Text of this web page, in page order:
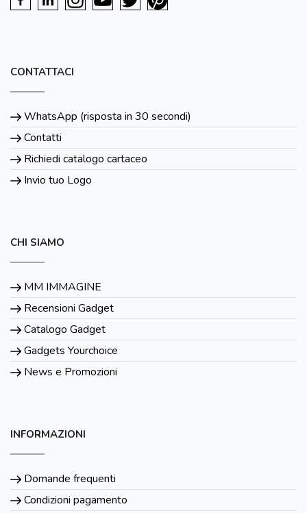
CONTATTACI
WhatsApp (risposta in 30 secondi)
Contatti
Richiedi catalogo cartaceo
Invio tuo Logo
CHI SIAMO
MM IMMAGINE
Recensioni Gadget
Catalogo Gadget
Gadgets Yourchoice
News e Promozioni
INFORMAZIONI
Domande frequenti
Condizioni pagamento